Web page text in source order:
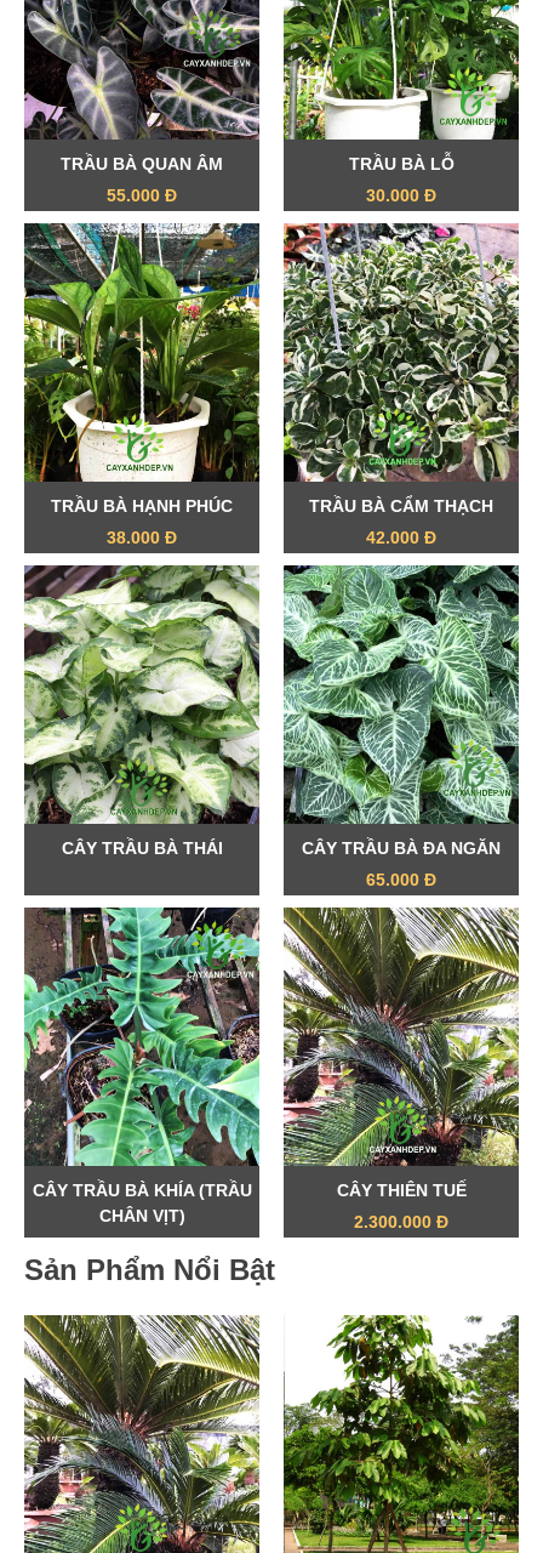
TRẦU BÀ QUAN ÂM
55.000 Đ
TRẦU BÀ LỖ
30.000 Đ
TRẦU BÀ HẠNH PHÚC
38.000 Đ
TRẦU BÀ CẨM THẠCH
42.000 Đ
CÂY TRẦU BÀ THÁI
CÂY TRẦU BÀ ĐA NGĂN
65.000 Đ
CÂY TRẦU BÀ KHÍA (TRẦU
CHÂN VỊT)
CÂY THIÊN TUẾ
2.300.000 Đ
Sản Phẩm Nổi Bật